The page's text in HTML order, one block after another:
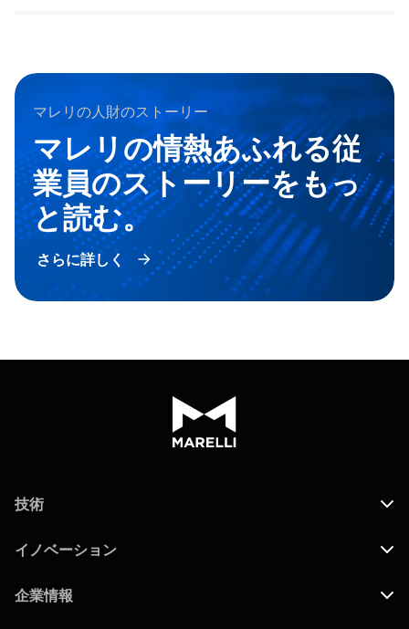
マレリの人財のストーリー
マレリの情熱あふれる従
業員のストーリーをもっ
と読む。
さらに詳しく
技術
イノベーション
企業情報